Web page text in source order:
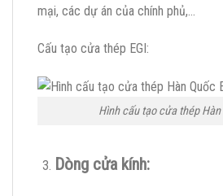
mại, các dự án của chính phủ,…
Cấu tạo cửa thép EGI:
Hình cấu tạo cửa thép Hàn
Dòng cửa kính: